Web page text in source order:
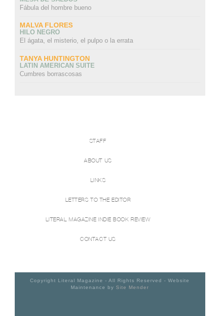
Fábula del hombre bueno
MALVA FLORES
HILO NEGRO
El ágata, el misterio, el pulpo o la errata
TANYA HUNTINGTON
LATIN AMERICAN SUITE
Cumbres borrascosas
STAFF
ABOUT US
LINKS
LETTERS TO THE EDITOR
LITERAL MAGAZINE INDIE BOOK REVIEW
CONTACT US
Copyright Literal Magazine - All Rights Reserved - Website
Maintenance bySite Mender